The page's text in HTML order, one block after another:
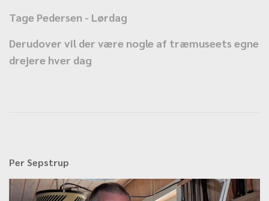
Tage Pedersen - Lørdag
Derudover vil der være nogle af træmuseets egne
drejere hver dag
Per Sepstrup